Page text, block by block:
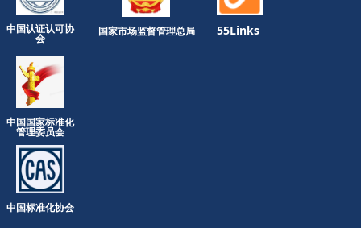
中国认证认可协
会
中国国家标准化
管理委员会
中国标准化协会
国家市场监督管理总局 55Links